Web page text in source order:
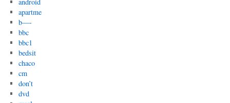
apartme
b—-
bbc
bbc1
bedsit
chaco
cm
don’t
dvd